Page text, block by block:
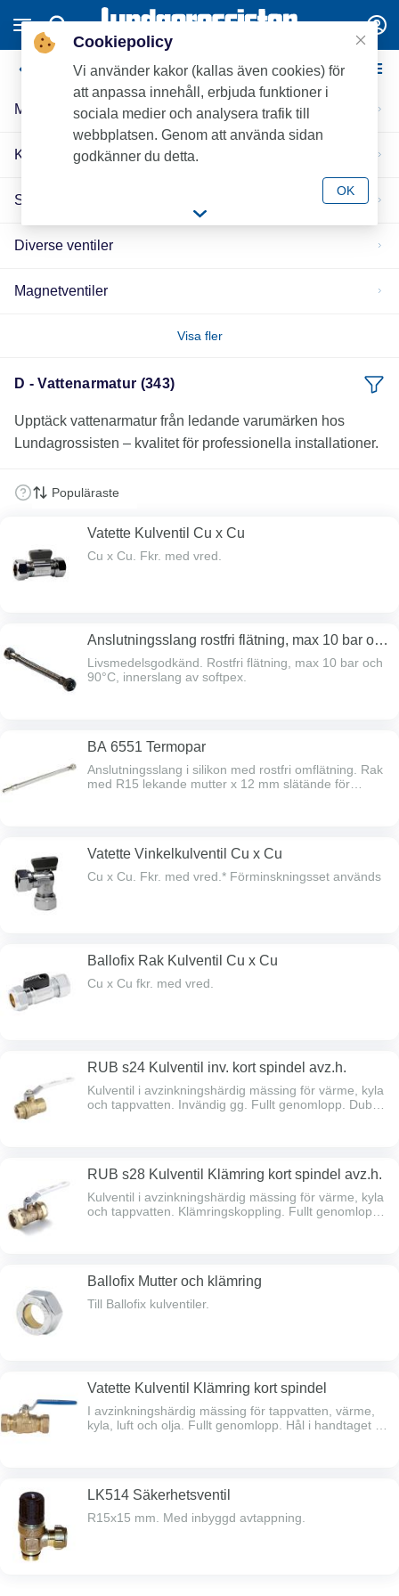
D - Vattenarmatur
Minikulventiler
Kul- & rotventiler
Servisventiler
Diverse ventiler
Magnetventiler
Visa fler
D - Vattenarmatur (343)
Upptäck vattenarmatur från ledande varumärken hos
Lundagrossisten – kvalitet för professionella installationer.
Vatette Kulventil Cu x Cu
Cu x Cu. Fkr. med vred.
Anslutningsslang rostfri flätning, max 10 bar och
90°C, innerslang av softpex
Livsmedelsgodkänd. Rostfri flätning, max 10 bar och
90°C, innerslang av softpex.
BA 6551 Termopar
Anslutningsslang i silikon med rostfri omflätning. Rak
med R15 lekande mutter x 12 mm slätände för
Vatette Vinkelkulventil Cu x Cu
Cu x Cu. Fkr. med vred.* Förminskningsset används
Ballofix Rak Kulventil Cu x Cu
Cu x Cu fkr. med vred.
RUB s24 Kulventil inv. kort spindel avz.h.
Kulventil i avzinkningshärdig mässing för värme, kyla
och tappvatten. Invändig gg. Fullt genomlopp. Dubbel
RUB s28 Kulventil Klämring kort spindel avz.h.
Kulventil i avzinkningshärdig mässing för värme, kyla
och tappvatten. Klämringskoppling. Fullt genomlopp.
Ballofix Mutter och klämring
Till Ballofix kulventiler.
Vatette Kulventil Klämring kort spindel
I avzinkningshärdig mässing för tappvatten, värme,
kyla, luft och olja. Fullt genomlopp. Hål i handtaget för
LK514 Säkerhetsventil
R15x15 mm. Med inbyggd avtappning.
Cookiepolicy
Vi använder kakor (kallas även cookies) för
att anpassa innehåll, erbjuda funktioner i
sociala medier och analysera trafik till
webbplatsen. Genom att använda sidan
godkänner du detta.
OK